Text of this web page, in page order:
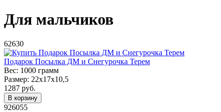
Для мальчиков
62630
Подарок Посылка ДМ и Снегурочка Терем
Вес: 1000 грамм
Размер: 22x17x10,5
1287 руб.
В корзину
926055